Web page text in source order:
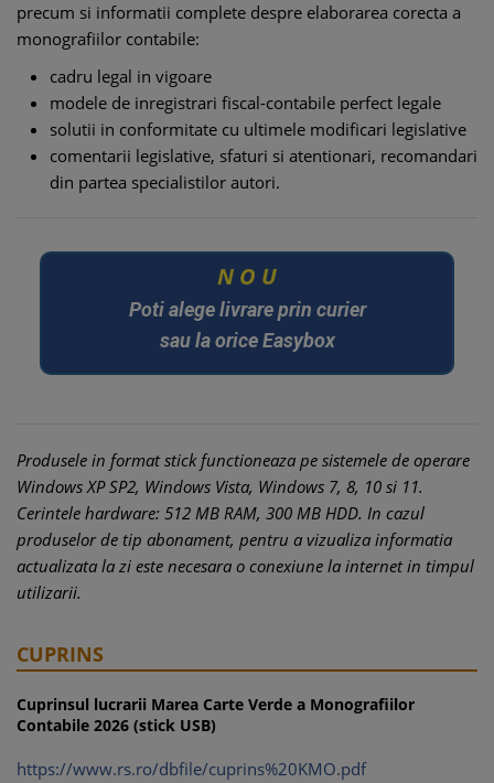
precum si informatii complete despre elaborarea corecta a
monografiilor contabile:
cadru legal in vigoare
modele de inregistrari fiscal-contabile perfect legale
solutii in conformitate cu ultimele modificari legislative
comentarii legislative, sfaturi si atentionari, recomandari
din partea specialistilor autori.
N O U
Poti alege livrare prin curier
sau la orice Easybox
Produsele in format stick functioneaza pe sistemele de operare
Windows XP SP2, Windows Vista, Windows 7, 8, 10 si 11.
Cerintele hardware: 512 MB RAM, 300 MB HDD. In cazul
produselor de tip abonament, pentru a vizualiza informatia
actualizata la zi este necesara o conexiune la internet in timpul
utilizarii.
CUPRINS
Cuprinsul lucrarii Marea Carte Verde a Monografiilor
Contabile 2026 (stick USB)
https://www.rs.ro/dbfile/cuprins%20KMO.pdf